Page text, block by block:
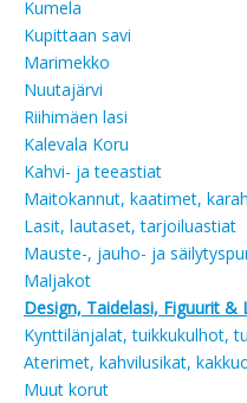
Kumela
Kupittaan savi
Marimekko
Nuutajärvi
Riihimäen lasi
Kalevala Koru
Kahvi- ja teeastiat
Maitokannut, kaatimet,
Lasit, lautaset, tarjoiluastiat
Mauste-, jauho- ja
Maljakot
Design, Taidelasi, Figuurit &
Kynttilänjalat, tuikkukulhot,
Aterimet, kahvilusikat,
Muut korut